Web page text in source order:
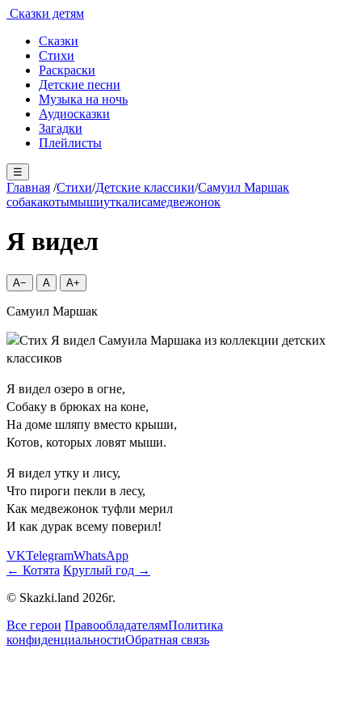
Сказки детям
Сказки
Стихи
Раскраски
Детские песни
Музыка на ночь
Аудиосказки
Загадки
Плейлисты
☰
Главная /Стихи/Детские классики/Самуил Маршак
собакакотымышиуткалисамедвежонок
Я видел
A− A A+
Самуил Маршак
Я видел озеро в огне,
Собаку в брюках на коне,
На доме шляпу вместо крыши,
Котов, которых ловят мыши.
Я видел утку и лису,
Что пироги пекли в лесу,
Как медвежонок туфли мерил
И как дурак всему поверил!
VKTelegramWhatsApp
← Котята Круглый год →
© Skazki.land 2026г.
Все герои ПравообладателямПолитика
конфиденциальностиОбратная связь